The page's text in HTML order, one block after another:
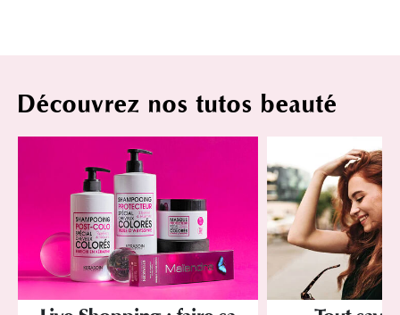
Découvrez nos tutos beauté